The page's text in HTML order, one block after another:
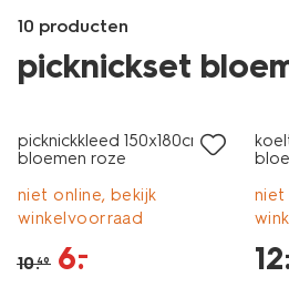
10 producten
picknickset
onderweg/buiten-
eten/buitenservies/borden-
%E2%8C%8022.5cm-
-
stuks-
Products
picknickkleed 150x180cm
bloemen roze
niet online, bekijk
winkelvoorraad
10.49 6.
–
niet
12